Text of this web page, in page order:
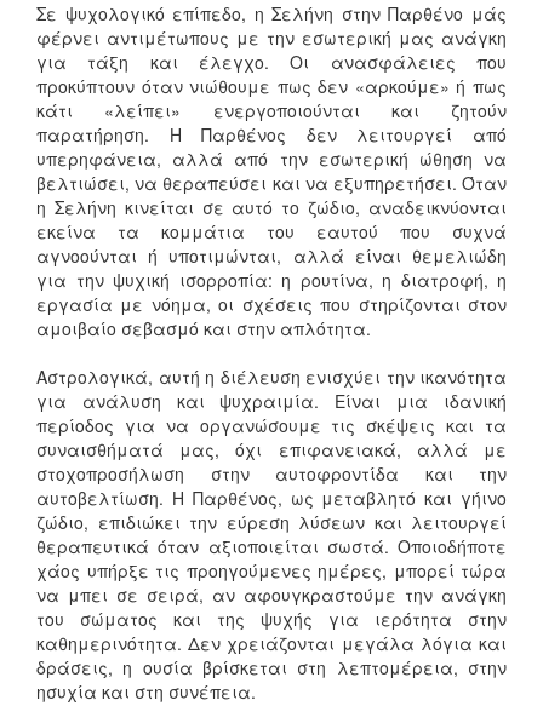
Σε ψυχολογικό επίπεδο, η Σελήνη στην Παρθένο μάς
φέρνει αντιμέτωπους με την εσωτερική μας ανάγκη
για τάξη και έλεγχο. Οι ανασφάλειες που
προκύπτουν όταν νιώθουμε πως δεν «αρκούμε» ή πως
κάτι «λείπει» ενεργοποιούνται και ζητούν
παρατήρηση. Η Παρθένος δεν λειτουργεί από
υπερηφάνεια, αλλά από την εσωτερική ώθηση να
βελτιώσει, να θεραπεύσει και να εξυπηρετήσει. Όταν
η Σελήνη κινείται σε αυτό το ζώδιο, αναδεικνύονται
εκείνα τα κομμάτια του εαυτού που συχνά
αγνοούνται ή υποτιμώνται, αλλά είναι θεμελιώδη
για την ψυχική ισορροπία: η ρουτίνα, η διατροφή, η
εργασία με νόημα, οι σχέσεις που στηρίζονται στον
αμοιβαίο σεβασμό και στην απλότητα.
Αστρολογικά, αυτή η διέλευση ενισχύει την ικανότητα
για ανάλυση και ψυχραιμία. Είναι μια ιδανική
περίοδος για να οργανώσουμε τις σκέψεις και τα
συναισθήματά μας, όχι επιφανειακά, αλλά με
στοχοπροσήλωση στην αυτοφροντίδα και την
αυτοβελτίωση. Η Παρθένος, ως μεταβλητό και γήινο
ζώδιο, επιδιώκει την εύρεση λύσεων και λειτουργεί
θεραπευτικά όταν αξιοποιείται σωστά. Οποιοδήποτε
χάος υπήρξε τις προηγούμενες ημέρες, μπορεί τώρα
να μπει σε σειρά, αν αφουγκραστούμε την ανάγκη
του σώματος και της ψυχής για ιερότητα στην
καθημερινότητα. Δεν χρειάζονται μεγάλα λόγια και
δράσεις, η ουσία βρίσκεται στη λεπτομέρεια, στην
ησυχία και στη συνέπεια.